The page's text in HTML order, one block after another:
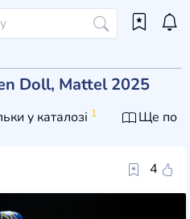
Doll, Mattel 2025
у каталозі 1 Ще
4